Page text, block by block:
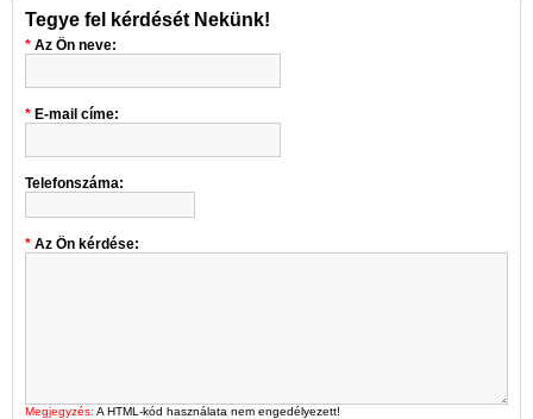
Tegye fel kérdését Nekünk!
Az Ön neve:
E-mail címe:
Telefonszáma:
Az Ön kérdése:
Megjegyzés: A HTML-kód használata nem engedélyezett!